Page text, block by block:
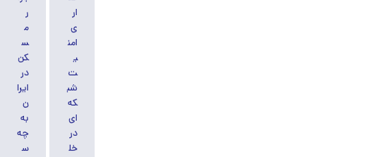
ار
ی
امن
ی
ت
شب
که‌
ای
در
خل
ر
م
س
کن
در
ایرا
ن
به
چه
س